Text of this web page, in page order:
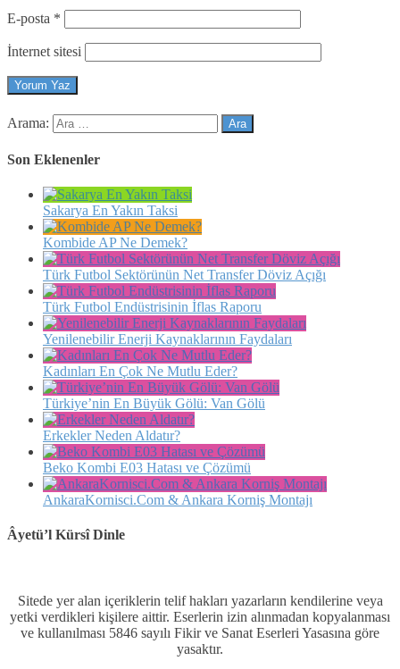
E-posta *
İnternet sitesi
Arama:
Son Eklenenler
Sakarya En Yakın Taksi
Kombide AP Ne Demek?
Türk Futbol Sektörünün Net Transfer Döviz Açığı
Türk Futbol Endüstrisinin İflas Raporu
Yenilenebilir Enerji Kaynaklarının Faydaları
Kadınları En Çok Ne Mutlu Eder?
Türkiye’nin En Büyük Gölü: Van Gölü
Erkekler Neden Aldatır?
Beko Kombi E03 Hatası ve Çözümü
AnkaraKornisci.Com & Ankara Korniş Montajı
Âyetü’l Kürsî Dinle
Sitede yer alan içeriklerin telif hakları yazarların kendilerine veya
yetki verdikleri kişilere aittir. Eserlerin izin alınmadan kopyalanması
ve kullanılması 5846 sayılı Fikir ve Sanat Eserleri Yasasına göre
yasaktır.